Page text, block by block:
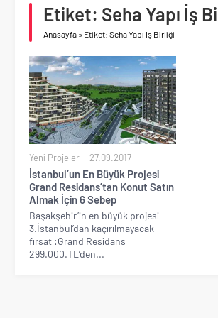
Birleşik Arap
Etiket: Seha Yapı İş
Anasayfa » Etiket: Seha Yapı İş Birliği
Yeni Projeler 27.09.2017
İstanbul’un En Büyük Projesi
Grand Residans’tan Konut Satın
Almak İçin 6 Sebep
Başakşehir’in en büyük projesi
3.İstanbul’dan kaçırılmayacak
fırsat :Grand Residans
299.000.TL’den...